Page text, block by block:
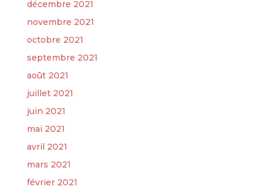
décembre 2021
novembre 2021
octobre 2021
septembre 2021
août 2021
juillet 2021
juin 2021
mai 2021
avril 2021
mars 2021
février 2021